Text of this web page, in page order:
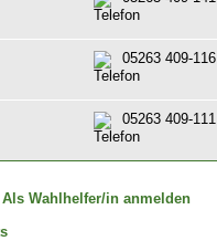
05263 409-116
05263 409-111
Als Wahlhelfer/in anmelden